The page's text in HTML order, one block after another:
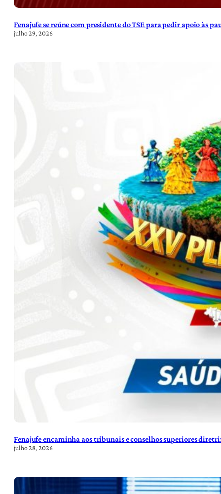
Fenajufe se reúne com presidente do TSE para pedir apoio às
julho 29, 2026
Fenajufe encaminha aos tribunais e conselhos superiores
julho 28, 2026